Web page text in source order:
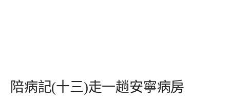
陪病記(十三)走一趟安寧病房